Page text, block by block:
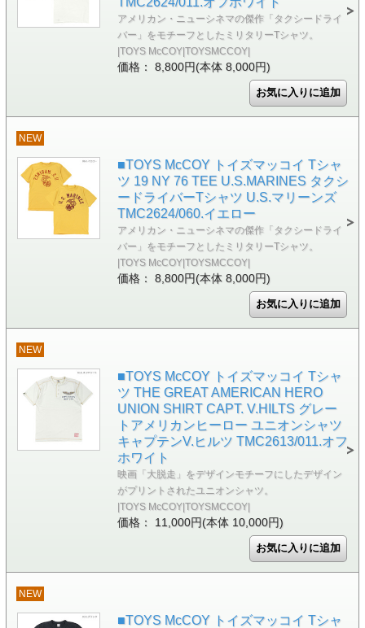
アメリカン・ニューシネマの傑作「タクシードライ
バー」をモチーフとしたミリタリーTシャツ。
|TOYS McCOY|TOYSMCCOY|
価格： 8,800円(本体 8,000円)
NEW
■TOYS McCOY トイズマッコイ Tシャ
ツ 19 NY 76 TEE U.S.MARINES タクシ
ードライバーTシャツ U.S.マリーンズ
TMC2624/060.イエロー
アメリカン・ニューシネマの傑作「タクシードライ
バー」をモチーフとしたミリタリーTシャツ。
|TOYS McCOY|TOYSMCCOY|
価格： 8,800円(本体 8,000円)
NEW
■TOYS McCOY トイズマッコイ Tシャ
ツ THE GREAT AMERICAN HERO
UNION SHIRT CAPT. V.HILTS グレー
トアメリカンヒーロー ユニオンシャツ
キャプテンV.ヒルツ TMC2613/011.オフ
ホワイト
映画「大脱走」をデザインモチーフにしたデザイン
がプリントされたユニオンシャツ。
|TOYS McCOY|TOYSMCCOY|
価格： 11,000円(本体 10,000円)
NEW
■TOYS McCOY トイズマッコイ Tシャ